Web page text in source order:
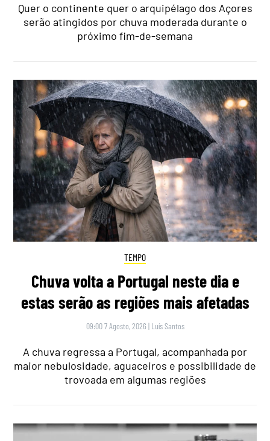
Quer o continente quer o arquipélago dos Açores
serão atingidos por chuva moderada durante o
próximo fim-de-semana
TEMPO
Chuva volta a Portugal neste dia e
estas serão as regiões mais afetadas
09:00 7 Agosto, 2026 | Luís Santos
A chuva regressa a Portugal, acompanhada por
maior nebulosidade, aguaceiros e possibilidade de
trovoada em algumas regiões